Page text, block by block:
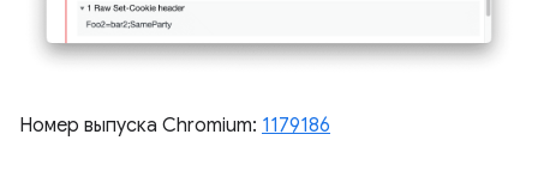
Номер выпуска Chromium: 1179186